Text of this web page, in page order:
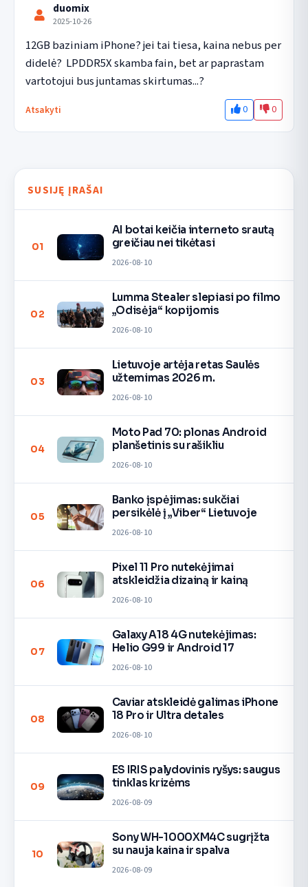
duomix
2025-10-26
12GB baziniam iPhone? jei tai tiesa, kaina nebus per
didelė?  LPDDR5X skamba fain, bet ar paprastam
vartotojui bus juntamas skirtumas...?
Atsakyti 0 0
SUSIJĘ ĮRAŠAI
01
AI botai keičia interneto srautą
greičiau nei tikėtasi
2026-08-10
02
Lumma Stealer slepiasi po filmo
„Odisėja“ kopijomis
2026-08-10
03
Lietuvoje artėja retas Saulės
užtemimas 2026 m.
2026-08-10
04
Moto Pad 70: plonas Android
planšetinis su rašikliu
2026-08-10
05
Banko įspėjimas: sukčiai
persikėlė į „Viber“ Lietuvoje
2026-08-10
06
Pixel 11 Pro nutekėjimai
atskleidžia dizainą ir kainą
2026-08-10
07
Galaxy A18 4G nutekėjimas:
Helio G99 ir Android 17
2026-08-10
08
Caviar atskleidė galimas iPhone
18 Pro ir Ultra detales
2026-08-10
09
ES IRIS palydovinis ryšys: saugus
tinklas krizėms
2026-08-09
10
Sony WH-1000XM4C sugrįžta
su nauja kaina ir spalva
2026-08-09